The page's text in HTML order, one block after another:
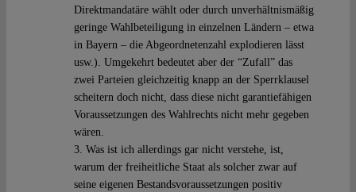
Direktmandatäre wählt oder durch unverhältnismäßig
geringe Wahlbeteiligung in einzelnen Ländern – etwa
in Bayern – die Abgeordnetenzahl explodieren lässt
usw.). Umgekehrt bedeutet aber der “Zufall” das
zwei Parteien gleichzeitig knapp an der Sperrklausel
scheitern doch nicht, dass diese nicht garantiefähigen
Voraussetzungen des Wahlrechts nicht mehr gegeben
wären.
3. Was ist ich allerdings gar nicht verstehe, ist,
warum der freiheitliche Staat als solcher zwar auf
seine eigenen Bestandsvoraussetzungen positiv